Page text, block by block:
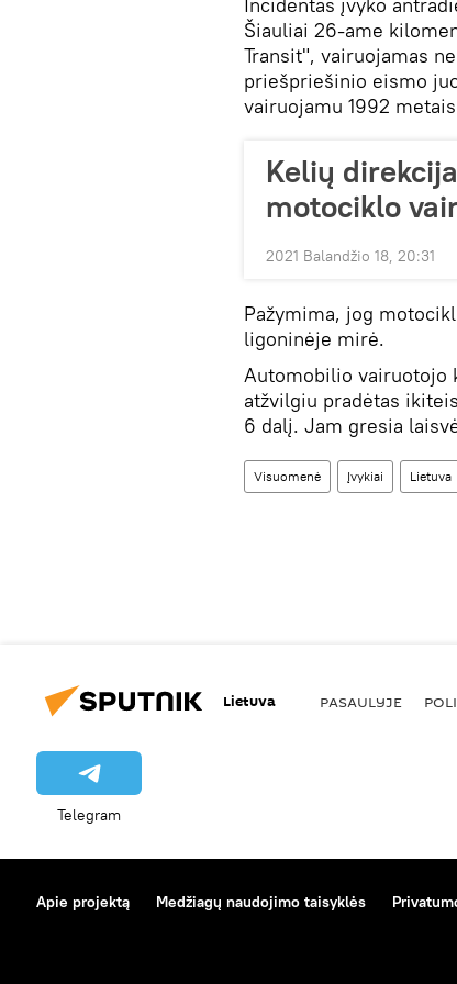
Šiauliai 26-ame
Transit", vairuojamas
priešpriešinio eismo
vairuojamu 1992
Kelių
motociklo
2021 Balandžio 18, 20:31
Pažymima, jog
ligoninėje mirė.
Automobilio vairuotojo
atžvilgiu pradėtas
6 dalį. Jam gresia
Visuomenė Įvykiai Lietuva
Lietuva PASAULYJE
Telegram
Apie projektą Medžiagų naudojimo taisyklės